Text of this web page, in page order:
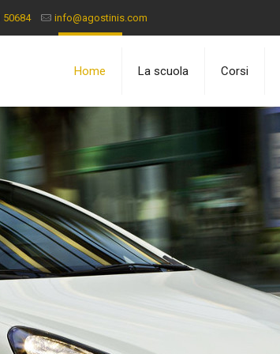
50684 info@agostinis.com
Home La scuola Corsi